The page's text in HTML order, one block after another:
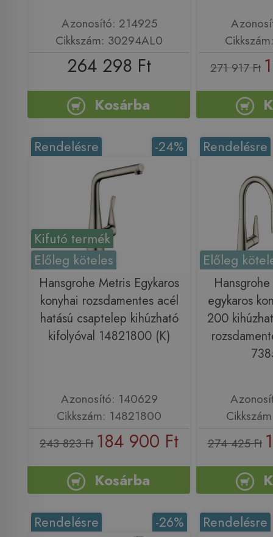
Azonosító: 214925
Cikkszám: 30294AL0
264 298 Ft
Kosárba
271 917 Ft
Kifutó termék
Előleg köteles
-24%
Rendelésre
Hansgrohe Metris Egykaros
konyhai rozsdamentes acél
hatású csaptelep kihúzható
kifolyóval 14821800 (K)
Azonosító: 140629
Cikkszám: 14821800
243 823 Ft 184 900 Ft
Kosárba
Rendelésre
Előleg
egykaros
200
274 425 Ft
-26%
Rendelésre Rendelésre